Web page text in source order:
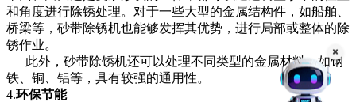
和角度进行除锈处理。对于一些大型的金属结构件，如船舶、
桥梁等，砂带除锈机也能够发挥其优势，进行局部或整体的除
锈作业。
此外，砂带除锈机还可以处理不同类型的金属材料，如钢
铁、铜、铝等，具有较强的通用性。
4.环保节能